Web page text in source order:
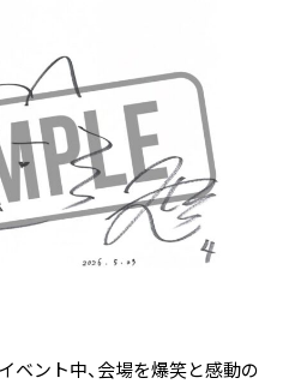
ベント中、会場を爆笑と感動の